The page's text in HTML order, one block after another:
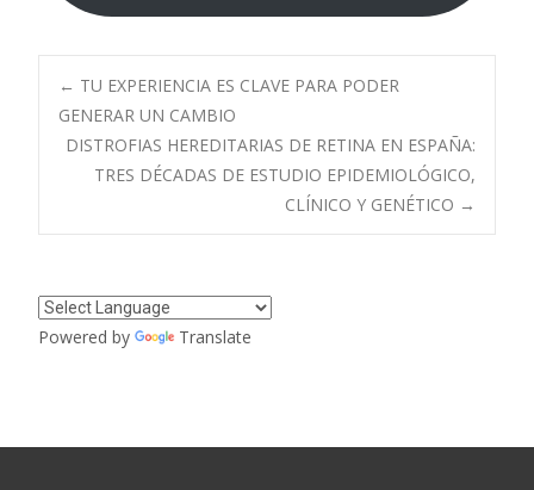
Navegación
de
entradas
← TU EXPERIENCIA ES CLAVE PARA PODER
GENERAR UN CAMBIO
DISTROFIAS HEREDITARIAS DE RETINA EN ESPAÑA:
TRES DÉCADAS DE ESTUDIO EPIDEMIOLÓGICO,
CLÍNICO Y GENÉTICO →
Powered by Translate